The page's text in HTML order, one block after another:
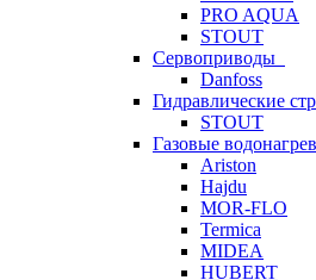
PRO AQUA
STOUT
Сервоприводы
Danfoss
Гидравлические
STOUT
Газовые
Ariston
Hajdu
MOR-FLO
Termica
MIDEA
HUBERT